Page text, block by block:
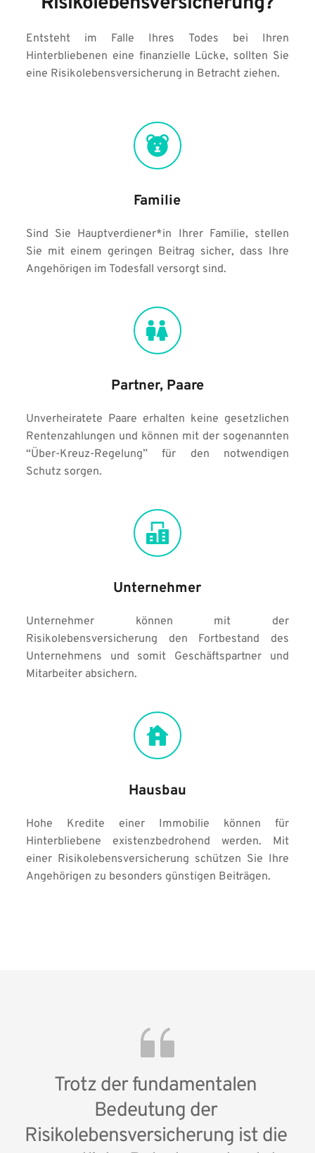
Entsteht im Falle Ihres Todes bei Ihren
Hinterbliebenen eine finanzielle Lücke, sollten Sie
eine Risikolebensversicherung in Betracht ziehen.
Familie
Sind Sie Hauptverdiener*in Ihrer Familie, stellen
Sie mit einem geringen Beitrag sicher, dass Ihre
Angehörigen im Todesfall versorgt sind.
Partner, Paare
Unverheiratete Paare erhalten keine gesetzlichen
Rentenzahlungen und können mit der sogenannten
“Über-Kreuz-Regelung” für den notwendigen
Schutz sorgen.
Unternehmer
Unternehmer können mit der
Risikolebensversicherung den Fortbestand des
Unternehmens und somit Geschäftspartner und
Mitarbeiter absichern.
Hausbau
Hohe Kredite einer Immobilie können für
Hinterbliebene existenzbedrohend werden. Mit
einer Risikolebensversicherung schützen Sie Ihre
Angehörigen zu besonders günstigen Beiträgen.
Trotz der fundamentalen
Bedeutung der
Risikolebensversicherung ist die